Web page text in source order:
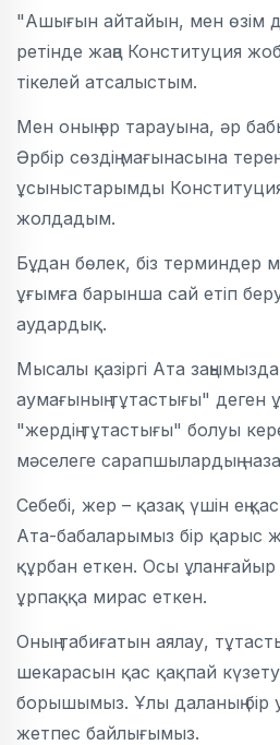
"Ашығын айтайын, мен өзім
ретінде жаңа Конституция
тікелей атсалыстым.
Мен оның әр тарауына, әр
Әрбір сөздің мағынасына терең
ұсыныстарымды
жолдадым.
Бұдан бөлек, біз терминдер
ұғымға барынша сай етіп
аудардық.
Мысалы қазіргі Ата
аумағының тұтастығы" деген
"жердің тұтастығы" болуы
мәселеге сарапшылардың
Себебі, жер – қазақ үшін ең
Ата-бабаларымыз бір қарыс
құрбан еткен. Осы ұланғайыр
ұрпаққа мирас еткен.
Оның табиғатын аялау,
шекарасын қас қақпай күзету
борышымыз. Ұлы даланың бір
жетпес байлығымыз.